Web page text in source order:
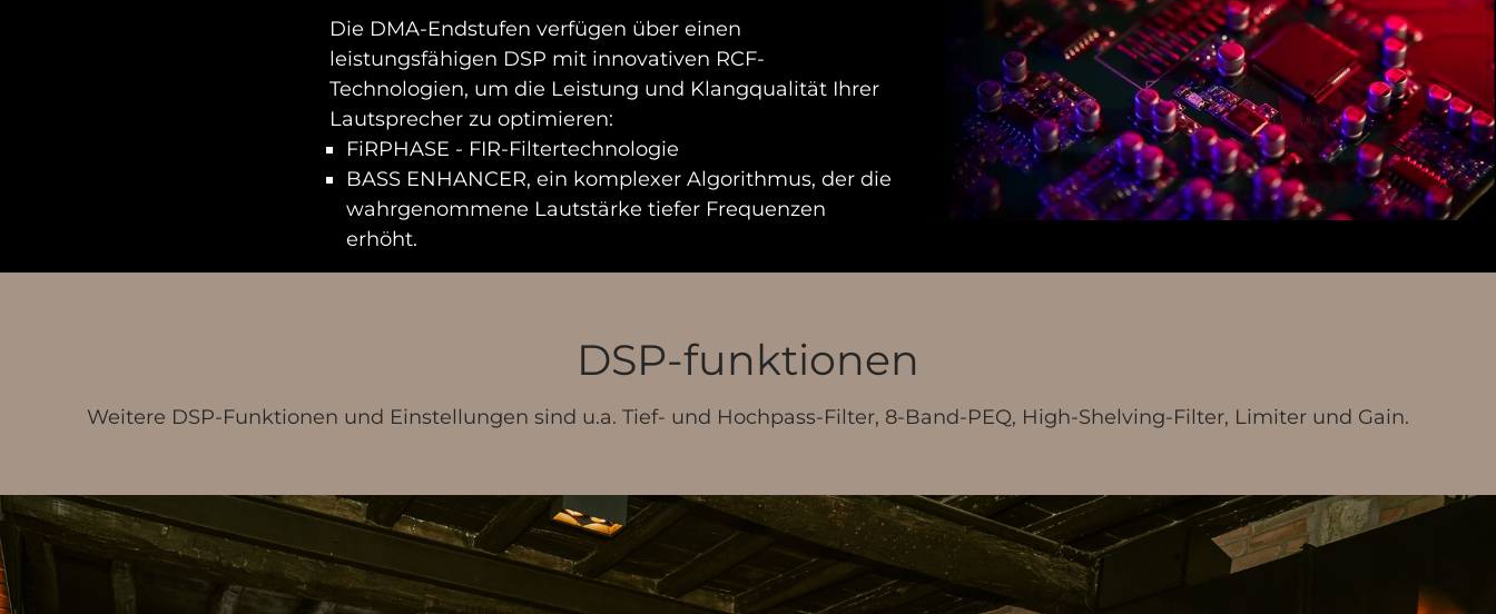
Die DMA-Endstufen verfügen über einen
leistungsfähigen DSP mit innovativen RCF-
Technologien, um die Leistung und Klangqualität Ihrer
Lautsprecher zu optimieren:
FiRPHASE - FIR-Filtertechnologie
BASS ENHANCER, ein komplexer Algorithmus, der die
wahrgenommene Lautstärke tiefer Frequenzen
erhöht.
DSP-funktionen
Weitere DSP-Funktionen und Einstellungen sind u.a. Tief- und Hochpass-Filter, 8-Band-PEQ, High-Shelving-Filter, Limiter und Gain.